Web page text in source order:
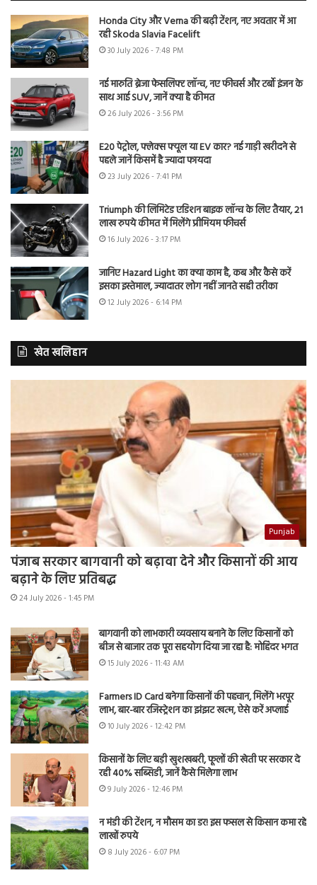
Honda City और Verna की बढ़ी टेंशन, नए अवतार में आ
रही Skoda Slavia Facelift
30 July 2026 - 7:48 PM
नई मारुति ब्रेजा फेसलिफ्ट लॉन्च, नए फीचर्स और टर्बो इंजन के
साथ आई SUV, जानें क्या है कीमत
26 July 2026 - 3:56 PM
E20 पेट्रोल, फ्लेक्स फ्यूल या EV कार? नई गाड़ी खरीदने से
पहले जानें किसमें है ज्यादा फायदा
23 July 2026 - 7:41 PM
Triumph की लिमिटेड एडिशन बाइक लॉन्च के लिए तैयार, 21
लाख रुपये कीमत में मिलेंगे प्रीमियम फीचर्स
16 July 2026 - 3:17 PM
जानिए Hazard Light का क्या काम है, कब और कैसे करें
इसका इस्तेमाल, ज्यादातर लोग नहीं जानते सही तरीका
12 July 2026 - 6:14 PM
खेत खलिहान
Punjab
पंजाब सरकार बागवानी को बढ़ावा देने और किसानों की आय
बढ़ाने के लिए प्रतिबद्ध
24 July 2026 - 1:45 PM
बागवानी को लाभकारी व्यवसाय बनाने के लिए किसानों को
बीज से बाजार तक पूरा सहयोग दिया जा रहा है: मोहिंदर भगत
15 July 2026 - 11:43 AM
Farmers ID Card बनेगा किसानों की पहचान, मिलेंगे भरपूर
लाभ, बार-बार रजिस्ट्रेशन का झंझट खत्म, ऐसे करें अप्लाई
10 July 2026 - 12:42 PM
किसानों के लिए बड़ी खुशखबरी, फूलों की खेती पर सरकार दे
रही 40% सब्सिडी, जानें कैसे मिलेगा लाभ
9 July 2026 - 12:46 PM
न मंडी की टेंशन, न मौसम का डर! इस फसल से किसान कमा रहे
लाखों रुपये
8 July 2026 - 6:07 PM